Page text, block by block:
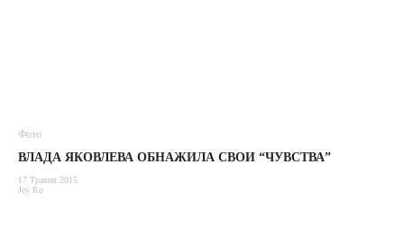
Фото
ВЛАДА ЯКОВЛЕВА ОБНАЖИЛА СВОИ “ЧУВСТВА”
17 Травня 2015
Jey Ro